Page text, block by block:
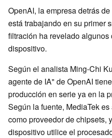
OpenAI, la empresa detrás de
está trabajando en su primer
filtración ha revelado
dispositivo.
Según el analista Ming-Chi
agente de IA" de OpenAI
producción en serie ya en la
Según la fuente, MediaTek
como proveedor de chipsets,
dispositivo utilice el